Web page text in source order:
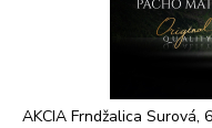
AKCIA Frndžalica Surová,